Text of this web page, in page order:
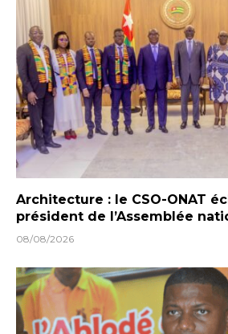
Architecture : le CSO-ONAT
président de l’Assemblée
08/08/2026